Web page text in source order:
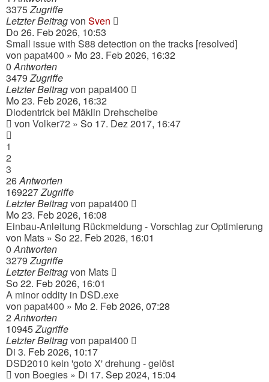
3375Zugriffe
Letzter Beitragvon Sven
Do 26. Feb 2026, 10:53
Small issue with S88 detection on the tracks [resolved]
von papat400 » Mo 23. Feb 2026, 16:32
0Antworten
3479Zugriffe
Letzter Beitragvon papat400
Mo 23. Feb 2026, 16:32
Diodentrick bei Mäklin Drehscheibe
von Volker72 » So 17. Dez 2017, 16:47
1
2
3
26Antworten
169227Zugriffe
Letzter Beitragvon papat400
Mo 23. Feb 2026, 16:08
Einbau-Anleitung Rückmeldung - Vorschlag zur Optimierung
von Mats » So 22. Feb 2026, 16:01
0Antworten
3279Zugriffe
Letzter Beitragvon Mats
So 22. Feb 2026, 16:01
A minor oddity in DSD.exe
von papat400 » Mo 2. Feb 2026, 07:28
2Antworten
10945Zugriffe
Letzter Beitragvon papat400
Di 3. Feb 2026, 10:17
DSD2010 kein 'goto X' drehung - gelöst
von Boegies » Di 17. Sep 2024, 15:04